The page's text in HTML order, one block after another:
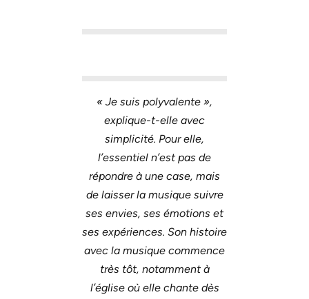
« Je suis polyvalente »,
explique-t-elle avec
simplicité. Pour elle,
l’essentiel n’est pas de
répondre à une case, mais
de laisser la musique suivre
ses envies, ses émotions et
ses expériences. Son histoire
avec la musique commence
très tôt, notamment à
l’église où elle chante dès